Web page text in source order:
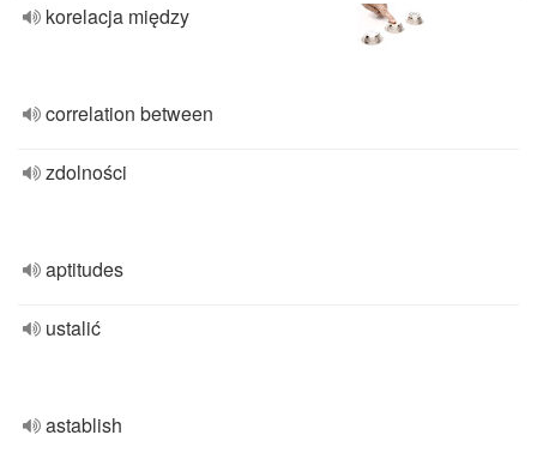
korelacja między
correlation between
zdolności
aptitudes
ustalić
astablish